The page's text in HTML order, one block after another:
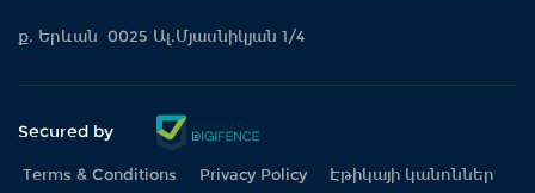
ք. Երևան 0025 Ալ.Մյասնիկյան 1/4
Secured by
Terms & Conditions Privacy Policy Էթիկայի կանոններ